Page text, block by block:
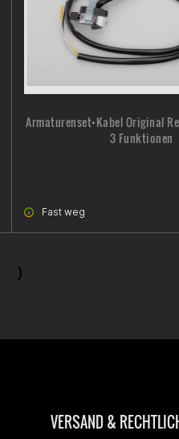
Armaturenset+Kabel Original
3 Funktionen
Fast weg
VERSAND &